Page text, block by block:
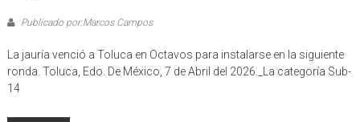
Publicado por:Marcos Campos
La jauría venció a Toluca en Octavos para instalarse en la siguiente
ronda. Toluca, Edo. De México, 7 de Abril del 2026._La categoría Sub-
14